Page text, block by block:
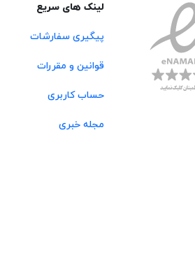
لینک های سریع
پیگیری سفارشات
قوانین و مقررات
حساب کاربری
مجله خبری